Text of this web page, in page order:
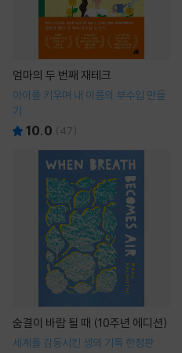
엄마의 두 번째 재테크
아이를 키우며 내 이름의 부수입 만들
기
10.0 (47)
숨결이 바람 될 때 (10주년 에디션)
세계를 감동시킨 생의 기록 한정판